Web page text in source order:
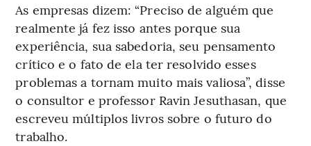
As empresas dizem: “Preciso de alguém que
realmente já fez isso antes porque sua
experiência, sua sabedoria, seu pensamento
crítico e o fato de ela ter resolvido esses
problemas a tornam muito mais valiosa”, disse
o consultor e professor Ravin Jesuthasan, que
escreveu múltiplos livros sobre o futuro do
trabalho.